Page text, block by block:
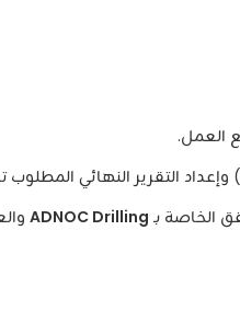
العمل.
الخاصة بـ ADNOC Drilling